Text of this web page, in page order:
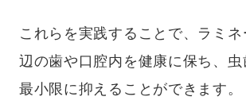
これらを実践することで、ラミネ
辺の歯や口腔内を健康に保ち、虫
最小限に抑えることができます。